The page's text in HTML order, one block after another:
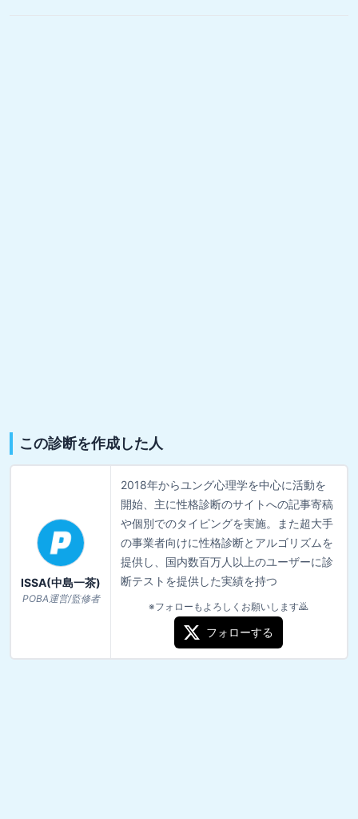
この診断を作成した人
ISSA(中島一茶)
POBA運営/監修者
2018年からユング心理学を中心に活動を
開始、主に性格診断のサイトへの記事寄稿
や個別でのタイピングを実施。また超大手
の事業者向けに性格診断とアルゴリズムを
提供し、国内数百万人以上のユーザーに診
断テストを提供した実績を持つ
※フォローもよろしくお願いします🙇
フォローする